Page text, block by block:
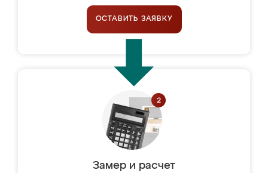
ОСТАВИТЬ ЗАЯВКУ
Замер и расчет